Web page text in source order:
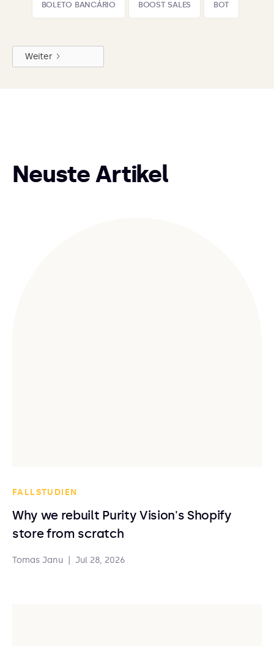
BOLETO BANCÁRIO BOOST SALES BOT
Weiter
Neuste Artikel
FALLSTUDIEN
Why we rebuilt Purity Vision's Shopify
store from scratch
Tomas Janu Jul 28, 2026